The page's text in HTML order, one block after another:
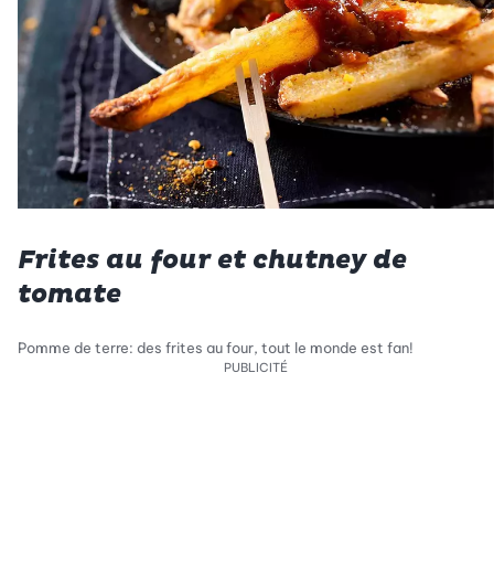
Frites au four et chutney de
tomate
Pomme de terre: des frites au four, tout le monde est fan!
PUBLICITÉ